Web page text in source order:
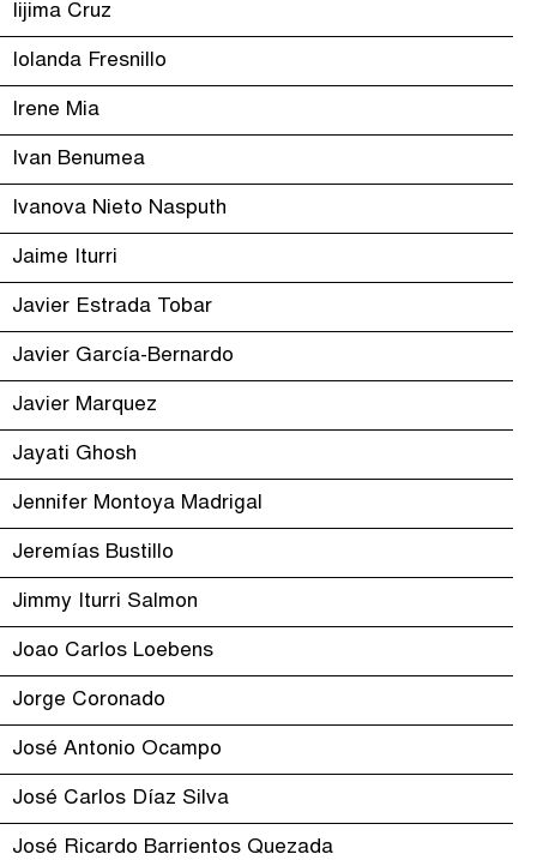
Iijima Cruz
Iolanda Fresnillo
Irene Mia
Ivan Benumea
Ivanova Nieto Nasputh
Jaime Iturri
Javier Estrada Tobar
Javier García-Bernardo
Javier Marquez
Jayati Ghosh
Jennifer Montoya Madrigal
Jeremías Bustillo
Jimmy Iturri Salmon
Joao Carlos Loebens
Jorge Coronado
José Antonio Ocampo
José Carlos Díaz Silva
José Ricardo Barrientos Quezada